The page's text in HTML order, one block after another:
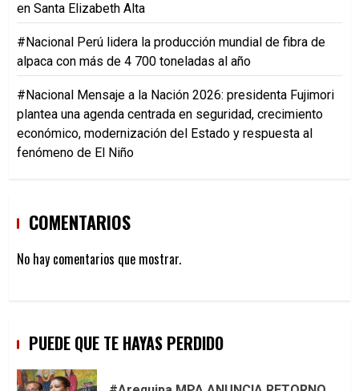
en Santa Elizabeth Alta
#Nacional Perú lidera la producción mundial de fibra de
alpaca con más de 4 700 toneladas al año
#Nacional Mensaje a la Nación 2026: presidenta Fujimori
plantea una agenda centrada en seguridad, crecimiento
económico, modernización del Estado y respuesta al
fenómeno de El Niño
COMENTARIOS
No hay comentarios que mostrar.
PUEDE QUE TE HAYAS PERDIDO